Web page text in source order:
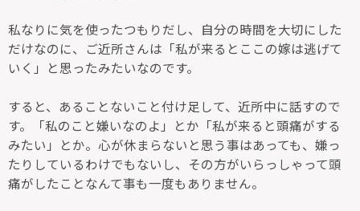
私なりに気を使ったつもりだし、自分の時間を大切にした
だけなのに、ご近所さんは「私が来るとここの嫁は逃げて
いく」と思ったみたいなのです。
すると、あることないこと付け足して、近所中に話すので
す。「私のこと嫌いなのよ」とか「私が来ると頭痛がする
みたい」とか。心が休まらないと思う事はあっても、嫌っ
たりしているわけでもないし、その方がいらっしゃって頭
痛がしたことなんて事も一度もありません。